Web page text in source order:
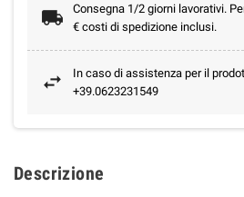
Consegna 1/2 giorni lavorativi.
€ costi di spedizione inclusi.
In caso di assistenza per il
+39.0623231549
Descrizione